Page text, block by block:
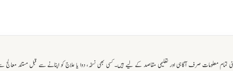
معلومات صرف آگاہی اور تعلیمی مقاصد کے لیے ہیں۔ کسی بھی نسخہ، دوا یا علاج کو اپنانے سے قبل مستند